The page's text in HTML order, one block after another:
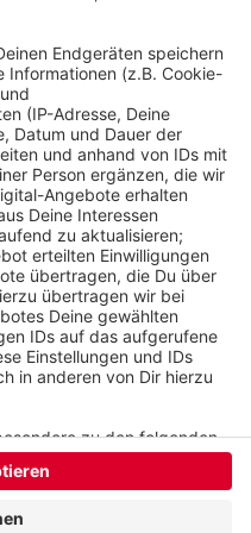
mitgemacht. Details
09:42